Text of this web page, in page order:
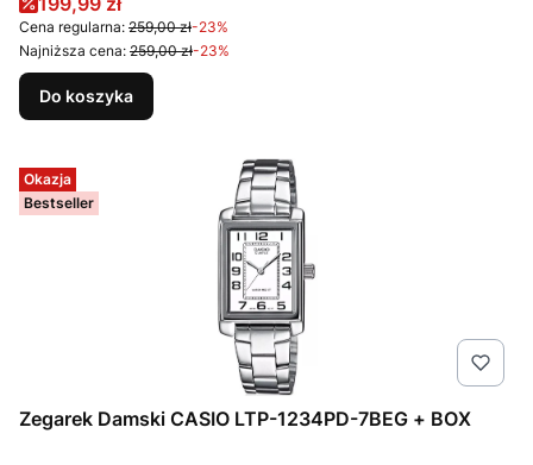
Cena regularna: 259,00 zł-23%
Najniższa cena: 259,00 zł-23%
Do koszyka
Okazja
Bestseller
Zegarek Damski CASIO LTP-1234PD-7BEG + BOX